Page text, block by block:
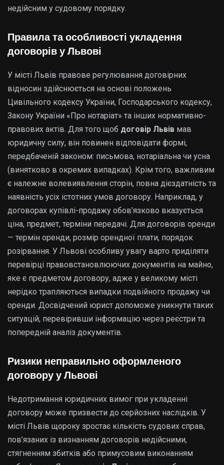
недійсним у судовому порядку.
Правила та особливості укладення
договорів у Львові
У місті Львів правове регулювання договірних
відносин здійснюється на основі положень
Цивільного кодексу України, Господарського кодексу,
Закону України «Про нотаріат» та інших нормативно-
правових актів. Для того щоб договір Львів мав
юридичну силу, він повинен відповідати формі,
передбаченій законом: письмова, нотаріальна чи усна
(винятково в окремих випадках). Крім того, важливим
є належне волевиявлення сторін, повна дієздатність та
наявність усіх істотних умов договору. Наприклад, у
договорах купівлі-продажу обов’язково вказується
ціна, предмет, терміни передачі. Для договорів оренди
— термін оренди, розмір орендної плати, порядок
розірвання. У Львові особливу увагу варто приділяти
перевірці правовстановлюючих документів на майно,
яке є предметом договору, адже у великому місті
нерідко трапляються випадки подвійного продажу чи
оренди. Досвідчений юрист допоможе уникнути таких
ситуацій, перевіривши інформацію через реєстри та
попередній аналіз документів.
Ризики неправильно оформленого
договору у Львові
Недотримання юридичних вимог при укладенні
договору може призвести до серйозних наслідків. У
місті Львів щороку зростає кількість судових справ,
пов’язаних із визнанням договорів недійсними,
стягненням збитків або примусовим виконанням